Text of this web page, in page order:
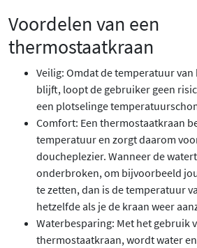
Voordelen van een
thermostaatkraan
Veilig: Omdat de temperatuur
blijft, loopt de gebruiker geen
een plotselinge
Comfort: Een thermostaatkraan
temperatuur en zorgt daarom
doucheplezier. Wanneer de
onderbroken, om bijvoorbeeld
te zetten, dan is de temperatuur
hetzelfde als je de kraan weer
Waterbesparing: Met het gebruik
thermostaatkraan, wordt water